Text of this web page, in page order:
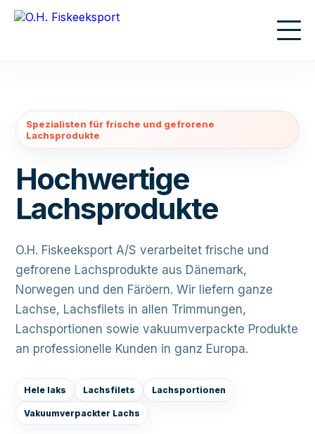
Spezialisten für frische und gefrorene
Lachsprodukte
Hochwertige
Lachsprodukte
O.H. Fiskeeksport A/S verarbeitet frische und
gefrorene Lachsprodukte aus Dänemark,
Norwegen und den Färöern. Wir liefern ganze
Lachse, Lachsfilets in allen Trimmungen,
Lachsportionen sowie vakuumverpackte Produkte
an professionelle Kunden in ganz Europa.
Hele laks Lachsfilets Lachsportionen
Vakuumverpackter Lachs